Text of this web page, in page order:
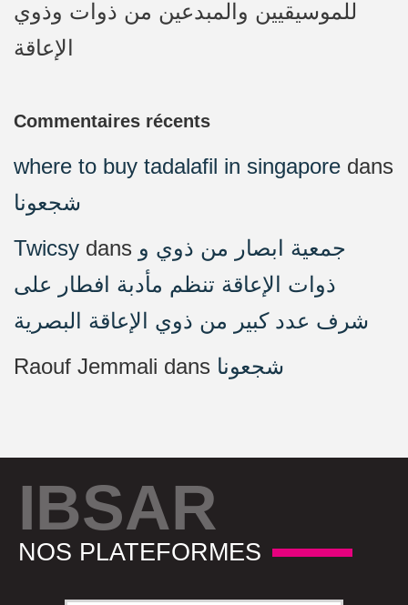
للموسيقيين والمبدعين من ذوات وذوي
الإعاقة
Commentaires récents
where to buy tadalafil in singapore dans
شجعونا
Twicsy dans جمعية ابصار من ذوي و
ذوات الإعاقة تنظم مأدبة افطار على
شرف عدد كبير من ذوي الإعاقة البصرية
Raouf Jemmali dans شجعونا
IBSAR
NOS PLATEFORMES